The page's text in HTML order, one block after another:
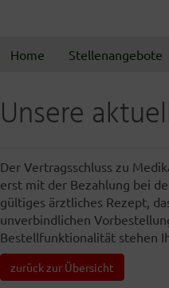
Home Stellenangebote
Unsere
Der Vertragsschluss zu
erst mit der Bezahlung bei
gültiges ärztliches Rezept,
unverbindlichen
Bestellfunktionalität stehen
zurück zur Übersicht